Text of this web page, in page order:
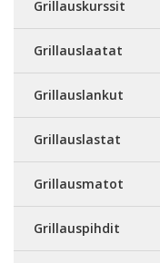
Grillauskurssit
Grillauslaatat
Grillauslankut
Grillauslastat
Grillausmatot
Grillauspihdit